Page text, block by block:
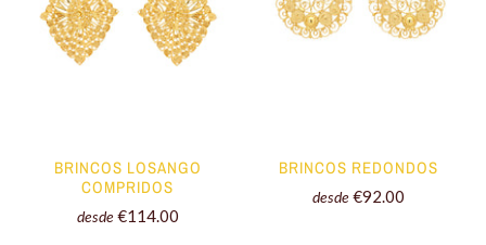
BRINCOS LOSANGO
COMPRIDOS
desde €114.00
BRINCOS REDONDOS
desde €92.00